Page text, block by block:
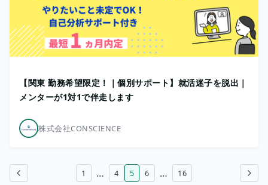
【関東 勤務希望限定！｜個別サポート】就活迷子を脱出｜
メンターが1対1で伴走します
株式会社CONSCIENCE
前のページ 次のページ
1 … 4 5 6 …
16